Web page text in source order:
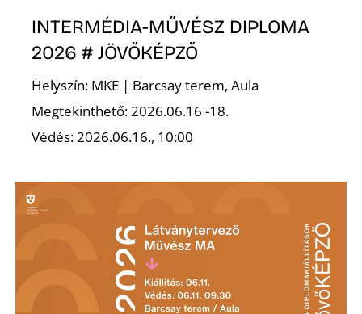
INTERMÉDIA-MŰVÉSZ DIPLOMA
2026 # JÖVŐKÉPZŐ
Helyszín: MKE | Barcsay terem, Aula
Megtekinthető: 2026.06.16 -18.
Védés: 2026.06.16., 10:00